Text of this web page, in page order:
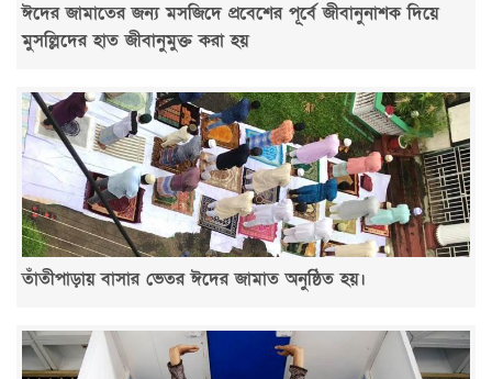
ঈদের জামাতের জন্য মসজিদে প্রবেশের পূর্বে জীবানুনাশক দিয়ে
মুসল্লিদের হাত জীবানুমুক্ত করা হয়
তাঁতীপাড়ায় বাসার ভেতর ঈদের জামাত অনুষ্ঠিত হয়।